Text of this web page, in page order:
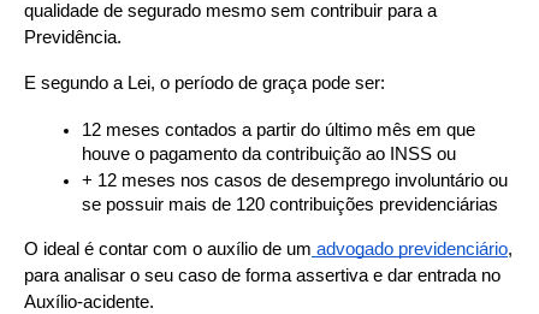
qualidade de segurado mesmo sem contribuir para a
Previdência.
E segundo a Lei, o período de graça pode ser:
12 meses contados a partir do último mês em que
houve o pagamento da contribuição ao INSS ou
+ 12 meses nos casos de desemprego involuntário ou
se possuir mais de 120 contribuições previdenciárias
O ideal é contar com o auxílio de um advogado previdenciário,
para analisar o seu caso de forma assertiva e dar entrada no
Auxílio-acidente.